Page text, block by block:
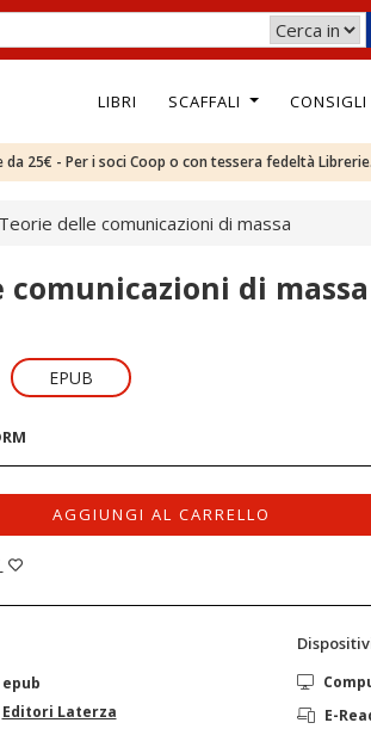
LIBRI SCAFFALI CONSIGLI
25€ - Per i soci Coop o con tessera fedeltà
Teorie delle comunicazioni di massa
comunicazioni di massa
EPUB
AGGIUNGI AL CARRELLO
epub
Editori Laterza
E-